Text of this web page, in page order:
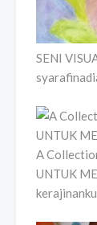
SENI
A
UNTUK